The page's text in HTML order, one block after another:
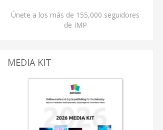
Únete a los más de 155,000 seguidores
de IMP
MEDIA KIT